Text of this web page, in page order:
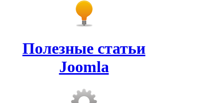
Полезные статьи
Joomla